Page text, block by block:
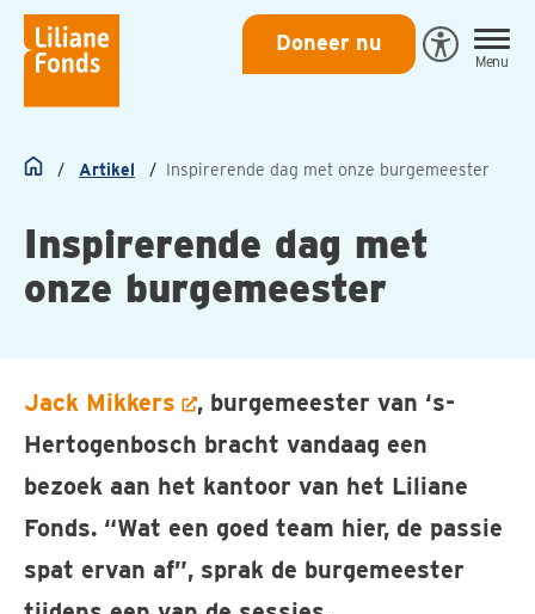
Liliane
Fonds
Doneer nu
Open
Menu
Home
Artikel Inspirerende dag met onze burgemeester
Inspirerende dag met
onze burgemeester
Jack Mikkers
, burgemeester van ‘s-
Hertogenbosch bracht vandaag een
bezoek aan het kantoor van het Liliane
Fonds. “Wat een goed team hier, de passie
spat ervan af”, sprak de burgemeester